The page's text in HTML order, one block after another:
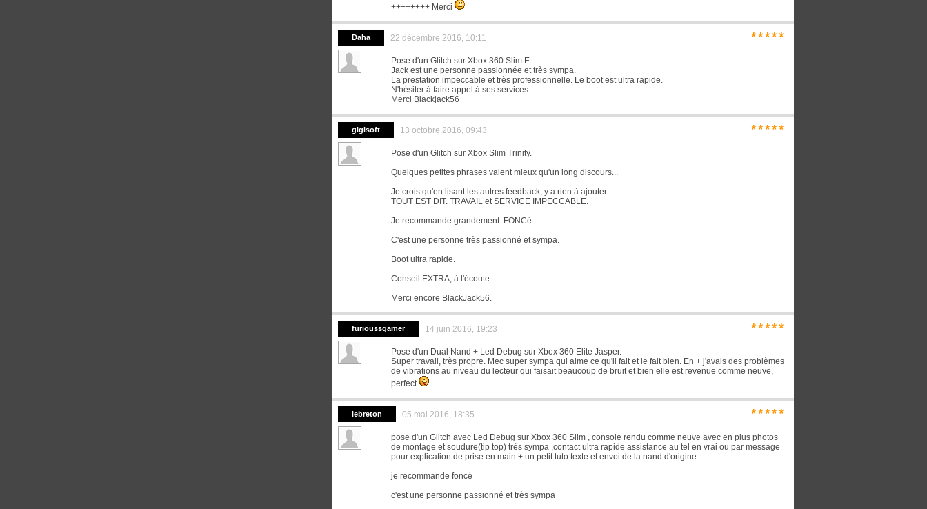
++++++++ Merci
Daha 22 décembre 2016, 10:11 *****
Pose d'un Glitch sur Xbox 360 Slim E.
Jack est une personne passionnée et très sympa.
La prestation impeccable et très professionnelle. Le boot est ultra rapide.
N'hésiter à faire appel à ses services.
Merci Blackjack56
gigisoft 13 octobre 2016, 09:43 *****
Pose d'un Glitch sur Xbox Slim Trinity.
Quelques petites phrases valent mieux qu'un long discours...
Je crois qu'en lisant les autres feedback, y a rien à ajouter.
TOUT EST DIT. TRAVAIL et SERVICE IMPECCABLE.
Je recommande grandement. FONCé.
C'est une personne très passionné et sympa.
Boot ultra rapide.
Conseil EXTRA, à l'écoute.
Merci encore BlackJack56.
furioussgamer 14 juin 2016, 19:23 *****
Pose d'un Dual Nand + Led Debug sur Xbox 360 Elite Jasper.
Super travail, très propre. Mec super sympa qui aime ce qu'il fait et le fait bien. En + j'avais des problèmes
de vibrations au niveau du lecteur qui faisait beaucoup de bruit et bien elle est revenue comme neuve,
perfect
lebreton 05 mai 2016, 18:35 *****
pose d'un Glitch avec Led Debug sur Xbox 360 Slim , console rendu comme neuve avec en plus photos
de montage et soudure(tip top) très sympa ,contact ultra rapide assistance au tel en vrai ou par message
pour explication de prise en main + un petit tuto texte et envoi de la nand d'origine
je recommande foncé
c'est une personne passionné et très sympa